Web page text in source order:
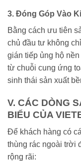
3. Đóng Góp Vào
Bằng cách ưu tiên
chủ đầu tư không
gián tiếp ủng hộ
từ chuỗi cung ứng
sinh thái sản xuất
V. CÁC DÒNG
BIỂU CỦA
Để khách hàng có
thùng rác ngoài trời
rộng rãi: